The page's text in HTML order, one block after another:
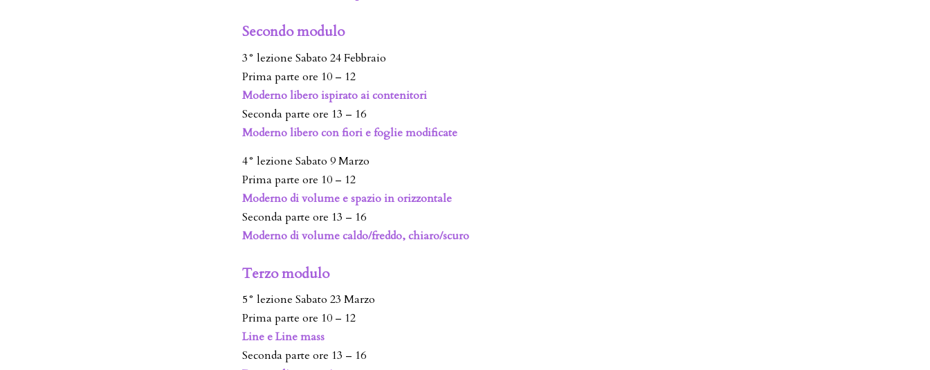
Secondo modulo
3° lezione Sabato 24 Febbraio
Prima parte ore 10 – 12
Moderno libero ispirato ai contenitori
Seconda parte ore 13 – 16
Moderno libero con fiori e foglie modificate
4° lezione Sabato 9 Marzo
Prima parte ore 10 – 12
Moderno di volume e spazio in orizzontale
Seconda parte ore 13 – 16
Moderno di volume caldo/freddo, chiaro/scuro
Terzo modulo
5° lezione Sabato 23 Marzo
Prima parte ore 10 – 12
Line e Line mass
Seconda parte ore 13 – 16